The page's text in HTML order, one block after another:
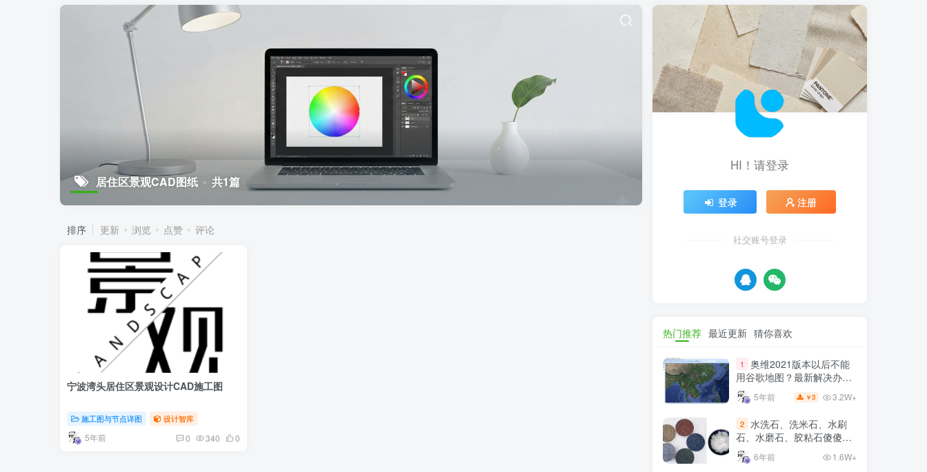
居住区景观CAD图纸 共1篇
排序 更新 浏览 点赞 评论
宁波湾头居住区景观设计CAD施工图
施工图与节点详图 设计智库
5年前 0 340 0
HI！请登录
登录 注册
社交账号登录
热门推荐 最近更新 猜你喜欢
1
奥维2021版本以后不能
用谷歌地图？最新解决办法
苹果安卓电脑
5年前 ￥3 3.2W+
2
水洗石、洗米石、水刷
石、水磨石、胶粘石傻傻分
不清楚
6年前 1.6W+